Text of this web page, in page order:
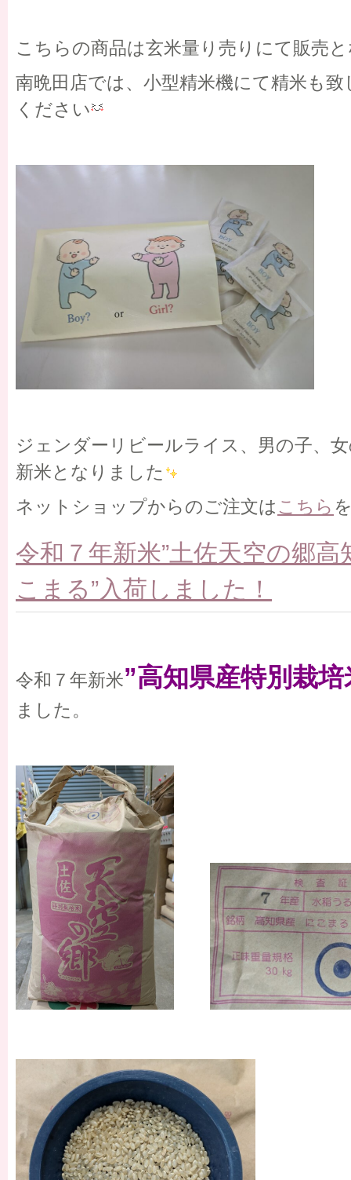
こちらの商品は玄米量り売りにて販売
南晩田店では、小型精米機にて精米も
ください
ジェンダーリビールライス、男の子、
新米となりました
ネットショップからのご注文はこちら
令和７年新米”土佐天空の郷
こまる”入荷しました！
令和７年新米”高知県産特別栽
ました。